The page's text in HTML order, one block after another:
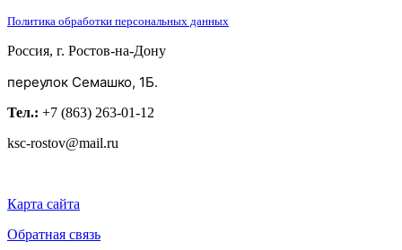
Политика обработки персональных данных
Россия, г. Ростов-на-Дону
переулок Семашко, 1Б.
Тел.: +7 (863) 263-01-12
ksc-rostov@mail.ru
Карта сайта
Обратная связь